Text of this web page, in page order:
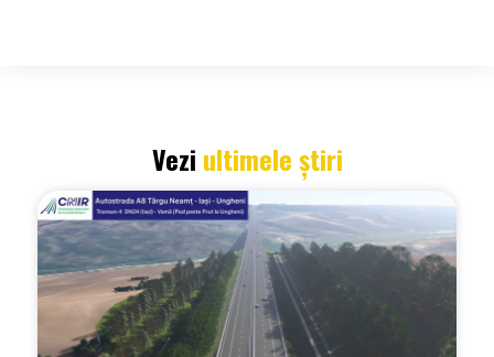
Vezi ultimele știri